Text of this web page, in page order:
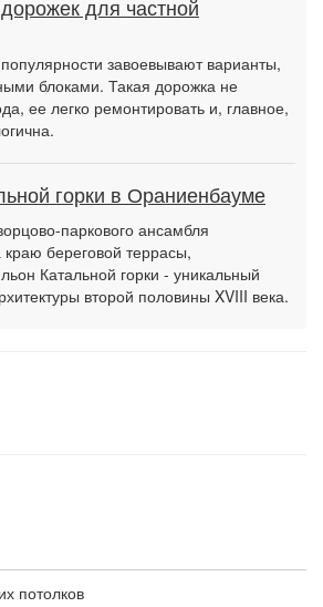
для частной
завоевывают варианты,
блоками. Такая дорожка не
ее легко ремонтировать и, главное,
горки в Ораниенбауме
паркового ансамбля
береговой террасы,
Катальной горки - уникальный
второй половины XVIII века.
потолков